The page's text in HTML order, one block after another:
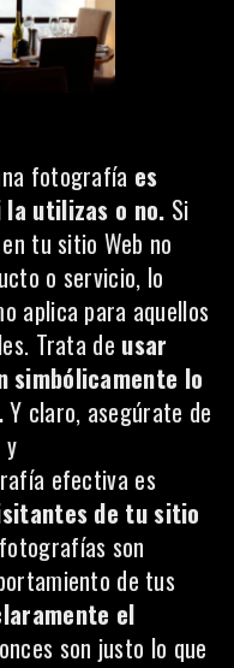
fotografía es
utilizas o no. Si
tu sitio Web no
o servicio, lo
aplica para aquellos
Trata de usar
simbólicamente lo
Y claro, asegúrate de
y
efectiva es
de tu sitio
son
de tus
el
son justo lo que